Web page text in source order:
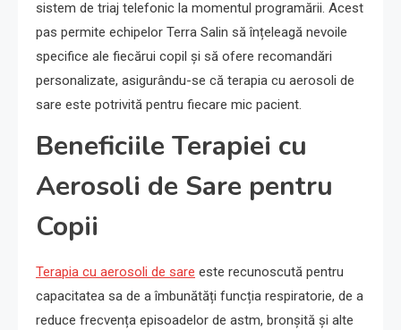
sistem de triaj telefonic la momentul programării. Acest
pas permite echipelor Terra Salin să înțeleagă nevoile
specifice ale fiecărui copil și să ofere recomandări
personalizate, asigurându-se că terapia cu aerosoli de
sare este potrivită pentru fiecare mic pacient.
Beneficiile Terapiei cu
Aerosoli de Sare pentru
Copii
Terapia cu aerosoli de sare este recunoscută pentru
capacitatea sa de a îmbunătăți funcția respiratorie, de a
reduce frecvența episoadelor de astm, bronșită și alte